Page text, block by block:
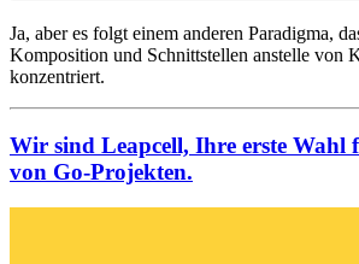
Ja, aber es folgt einem anderen Paradigma,
Komposition und Schnittstellen anstelle von
konzentriert.
Wir sind Leapcell, Ihre erste Wahl
von Go-Projekten.